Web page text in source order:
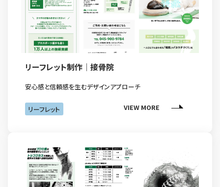
リーフレット制作｜接骨院
安心感と信頼感を生むデザインアプローチ
リーフレット VIEW MORE